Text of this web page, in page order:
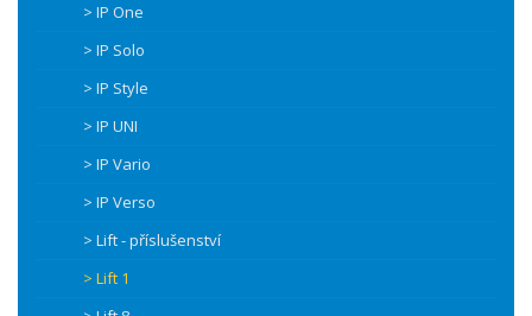
> IP One
> IP Solo
> IP Style
> IP UNI
> IP Vario
> IP Verso
> Lift - příslušenství
> Lift 1